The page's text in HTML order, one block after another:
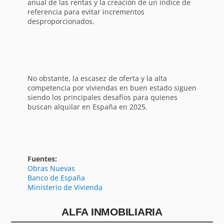
anual de las rentas y la creación de un índice de
referencia para evitar incrementos
desproporcionados.
No obstante, la escasez de oferta y la alta
competencia por viviendas en buen estado siguen
siendo los principales desafíos para quienes
buscan alquilar en España en 2025.
Fuentes:
Obras Nuevas
Banco de España
Ministerio de Vivienda
ALFA INMOBILIARIA